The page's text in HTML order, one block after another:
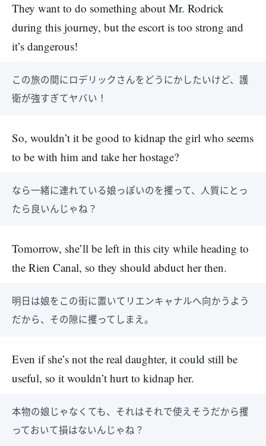
They want to do something about Mr. Rodrick
during this journey, but the escort is too strong and
it’s dangerous!
この旅の間にロデリックさんをどうにかしたいけど、護
衛が強すぎてヤバい！
So, wouldn’t it be good to kidnap the girl who seems
to be with him and take her hostage?
なら一緒に連れている娘っぽいのを攫って、人質にとっ
たら良いんじゃね？
Tomorrow, she’ll be left in this city while heading to
the Rien Canal, so they should abduct her then.
明日は娘をこの街に置いてリエンキャナルへ向かうよう
だから、その隙に攫ってしまえ。
Even if she’s not the real daughter, it could still be
useful, so it wouldn’t hurt to kidnap her.
本物の娘じゃなくても、それはそれで使えそうだから攫
っておいて損はないんじゃね？